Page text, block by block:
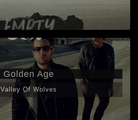
Golden Age
Valley Of Wolves